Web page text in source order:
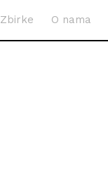
Zbirke O nama